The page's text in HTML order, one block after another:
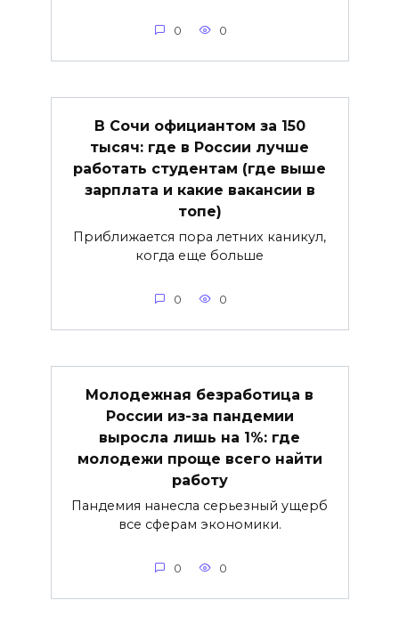
0 0
В Сочи официантом за 150
тысяч: где в России лучше
работать студентам (где выше
зарплата и какие вакансии в
топе)
Приближается пора летних каникул,
когда еще больше
0 0
Молодежная безработица в
России из-за пандемии
выросла лишь на 1%: где
молодежи проще всего найти
работу
Пандемия нанесла серьезный ущерб
все сферам экономики.
0 0